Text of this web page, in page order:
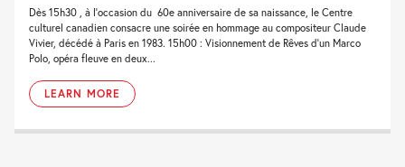
Dès 15h30 , à l’occasion du 60e anniversaire de sa naissance, le Centre
culturel canadien consacre une soirée en hommage au compositeur Claude
Vivier, décédé à Paris en 1983. 15h00 : Visionnement de Rêves d’un Marco
Polo, opéra fleuve en deux...
LEARN MORE